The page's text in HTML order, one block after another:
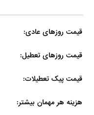
قیمت روزهای عادی:
قیمت روزهای تعطیل:
قیمت پیک تعطیلات:
هزینه هر مهمان بیشتر: